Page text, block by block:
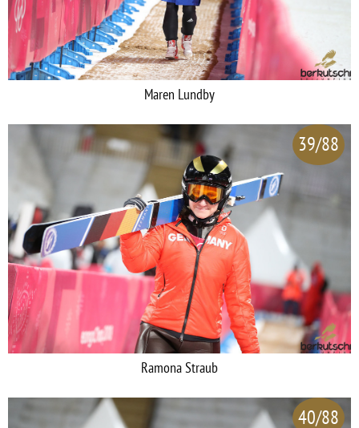
Maren Lundby
39/88
Ramona Straub
40/88